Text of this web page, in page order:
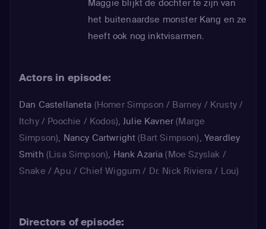
Maggie blijkt de dochter te zijn van
het buitenaardse monster Kang en ze
heeft ook nog inktvisarmen.
Actors in episode:
Dan Castellaneta (Homer Simpson / Barney / Krusty /
Itchy / Poochie / Kodos),Julie Kavner (Marge
Simpson), Nancy Cartwright (Bart Simpson), Yeardley
Smith (Lisa Simpson), Hank Azaria (Moe Szyslak /
Snake / Apu / Chief Wiggum / Dr. Nick Riviera / Lou)
Directors of episode: